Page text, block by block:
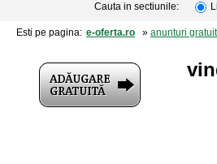
Cauta in sectiunile:
Esti pe pagina: e-oferta.ro » anunturi